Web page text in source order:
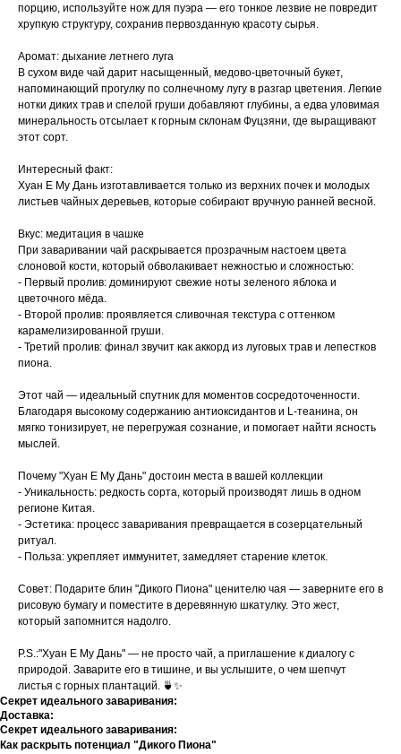
порцию, используйте нож для пуэра — его тонкое лезвие не повредит
хрупкую структуру, сохранив первозданную красоту сырья.
Аромат: дыхание летнего луга
В сухом виде чай дарит насыщенный, медово-цветочный букет,
напоминающий прогулку по солнечному лугу в разгар цветения. Легкие
нотки диких трав и спелой груши добавляют глубины, а едва уловимая
минеральность отсылает к горным склонам Фуцзяни, где выращивают
этот сорт.
Интересный факт:
Хуан Е Му Дань изготавливается только из верхних почек и молодых
листьев чайных деревьев, которые собирают вручную ранней весной.
Вкус: медитация в чашке
При заваривании чай раскрывается прозрачным настоем цвета
слоновой кости, который обволакивает нежностью и сложностью:
- Первый пролив: доминируют свежие ноты зеленого яблока и
цветочного мёда.
- Второй пролив: проявляется сливочная текстура с оттенком
карамелизированной груши.
- Третий пролив: финал звучит как аккорд из луговых трав и лепестков
пиона.
Этот чай — идеальный спутник для моментов сосредоточенности.
Благодаря высокому содержанию антиоксидантов и L-теанина, он
мягко тонизирует, не перегружая сознание, и помогает найти ясность
мыслей.
Почему "Хуан Е Му Дань" достоин места в вашей коллекции
- Уникальность: редкость сорта, который производят лишь в одном
регионе Китая.
- Эстетика: процесс заваривания превращается в созерцательный
ритуал.
- Польза: укрепляет иммунитет, замедляет старение клеток.
Совет: Подарите блин "Дикого Пиона" ценителю чая — заверните его в
рисовую бумагу и поместите в деревянную шкатулку. Это жест,
который запомнится надолго.
P.S.:"Хуан Е Му Дань" — не просто чай, а приглашение к диалогу с
природой. Заварите его в тишине, и вы услышите, о чем шепчут
листья с горных плантаций. 🍵✨
Секрет идеального заваривания:
Доставка:
Секрет идеального заваривания:
Как раскрыть потенциал "Дикого Пиона"